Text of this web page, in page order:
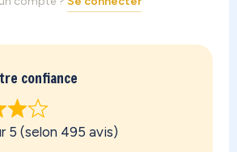
confiance
5 (selon 495 avis)